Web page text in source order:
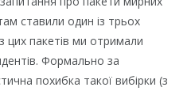
ставили один із трьох
цих пакетів ми отримали
Формально за
похибка такої вибірки (з